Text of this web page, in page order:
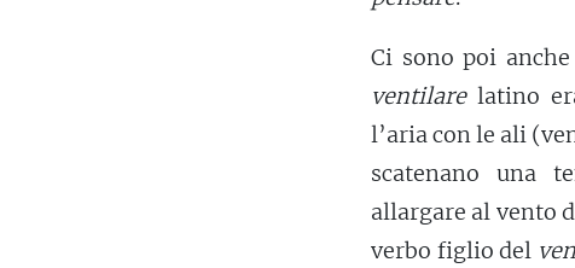
Ci sono poi
ventilarelatino
l’aria con le ali
scatenano una
allargare al vento
verbo figlio del